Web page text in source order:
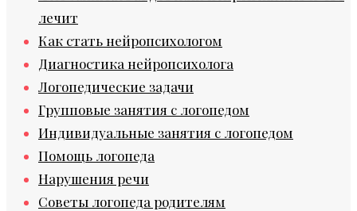
лечит
Как стать нейропсихологом
Диагностика нейропсихолога
Логопедические задачи
Групповые занятия с логопедом
Индивидуальные занятия с логопедом
Помощь логопеда
Нарушения речи
Советы логопеда родителям